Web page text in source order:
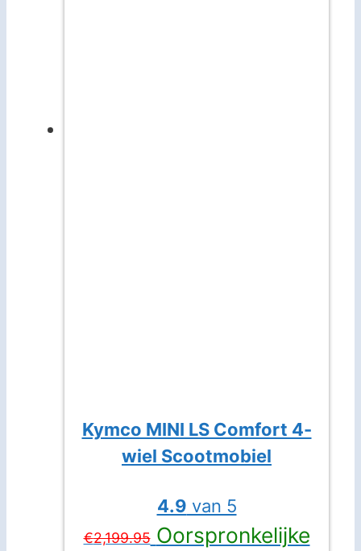
Kymco MINI LS Comfort 4-
wiel Scootmobiel
4.9 van 5
€2,199.95 Oorspronkelijke